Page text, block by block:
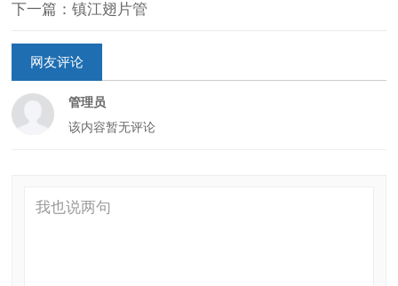
下一篇：镇江翅片管
网友评论
管理员
该内容暂无评论